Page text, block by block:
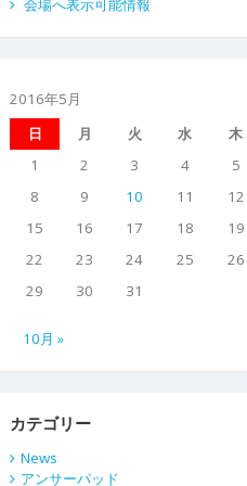
会場へ表示可能情報
2016年5月
日
月 火 水 木
1
2 3 4 5
8
9 10 11 12
15
16 17 18 19
22
23 24 25 26
29
30 31
10月 »
カテゴリー
News
アンサーパッド